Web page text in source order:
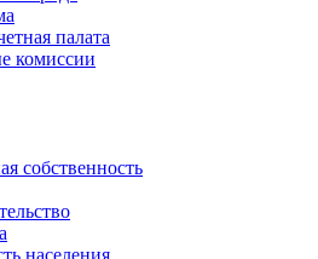
палата
комиссии
собственность
населения